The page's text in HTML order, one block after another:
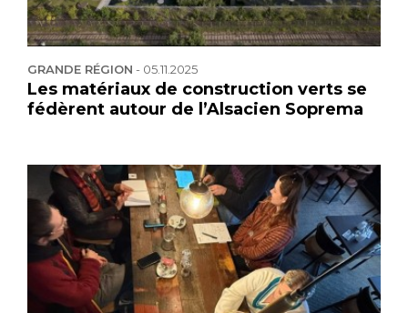
GRANDE RÉGION - 05.11.2025
Les matériaux de construction verts se
fédèrent autour de l’Alsacien Soprema